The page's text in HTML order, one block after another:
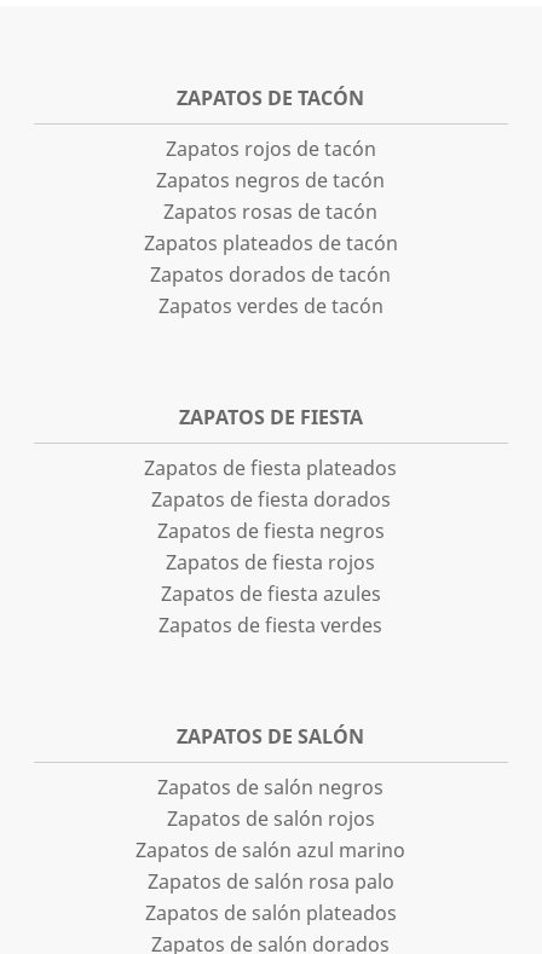
ZAPATOS DE TACÓN
Zapatos rojos de tacón
Zapatos negros de tacón
Zapatos rosas de tacón
Zapatos plateados de tacón
Zapatos dorados de tacón
Zapatos verdes de tacón
ZAPATOS DE FIESTA
Zapatos de fiesta plateados
Zapatos de fiesta dorados
Zapatos de fiesta negros
Zapatos de fiesta rojos
Zapatos de fiesta azules
Zapatos de fiesta verdes
ZAPATOS DE SALÓN
Zapatos de salón negros
Zapatos de salón rojos
Zapatos de salón azul marino
Zapatos de salón rosa palo
Zapatos de salón plateados
Zapatos de salón dorados